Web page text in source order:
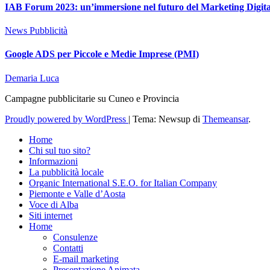
IAB Forum 2023: un’immersione nel futuro del Marketing
News Pubblicità
Google ADS per Piccole e Medie Imprese (PMI)
Demaria Luca
Campagne pubblicitarie su Cuneo e Provincia
Proudly powered by WordPress | Tema: Newsup di Themeansar.
Home
Chi sul tuo sito?
Informazioni
La pubblicità locale
Organic International S.E.O. for Italian Company
Piemonte e Valle d’Aosta
Voce di Alba
Siti internet
Home
Consulenze
Contatti
E-mail marketing